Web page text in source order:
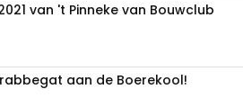
van 't Pinneke van Bouwclub
aan de Boerekool!